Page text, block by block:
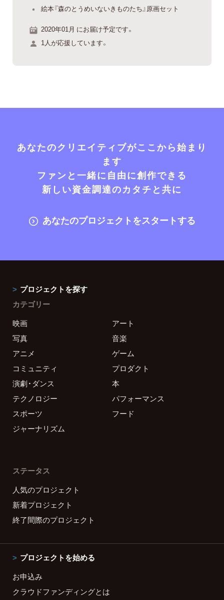
絵本『森のとうめいないきものたち』原画セット
2020年01月 にお届け予定です。
1人が応援しています。
あなたのクリエイティブがここから始まり
ます
ファンと一緒に自由に創作できる
新しい資金調達のカタチと共に
あなたのプロジェクトをスタートする
プロジェクトを探す
カテゴリー
映画
アート
写真
音楽
アニメ
ゲーム
コミュニティ
プロダクト
演劇・ダンス
本
テクノロジー
パフォーマンス
スポーツ
フード
ジャーナリズム
ステータス
人気のプロジェクト
新着プロジェクト
終了間際のプロジェクト
プロジェクトを始める
お申込み
クラウドファンディングとは